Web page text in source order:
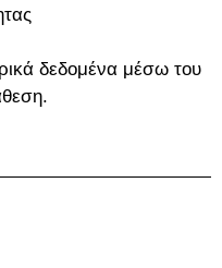
δεδομένα μέσω του